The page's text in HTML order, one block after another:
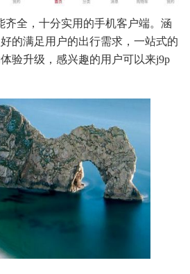
齐全，十分实用的手机客户端。涵
的满足用户的出行需求，一站式的
验升级，感兴趣的用户可以来j9p